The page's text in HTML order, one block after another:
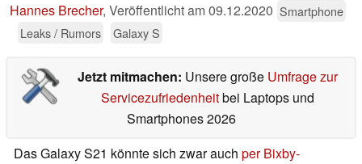
Hannes Brecher, Veröffentlicht am09.12.2020 Smartphone
Leaks / Rumors
Galaxy S
Jetzt mitmachen: Unsere große Umfrage zur
Servicezufriedenheitbei Laptops und
Smartphones 2026
Das Galaxy S21 könnte sich zwar auch per Bixby-